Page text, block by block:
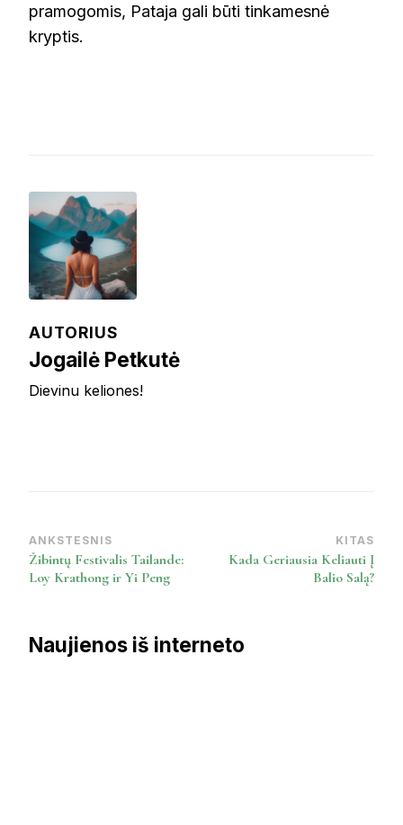
pramogomis, Pataja gali būti tinkamesnė
kryptis.
AUTORIUS
Jogailė Petkutė
Dievinu keliones!
Post
Navigation
ANKSTESNIS
Žibintų Festivalis Tailande:
Loy Krathong ir Yi Peng
KITAS
Kada Geriausia Keliauti Į
Balio Salą?
Naujienos iš interneto